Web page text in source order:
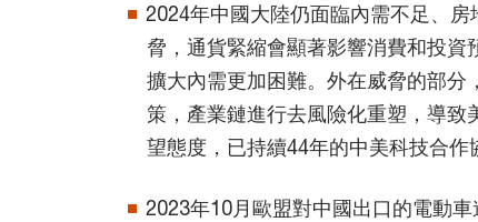
2024年中國大陸仍面臨內需不足、
脅，通貨緊縮會顯著影響消費和投
擴大內需更加困難。外在威脅的部
策，產業鏈進行去風險化重塑，導
望態度，已持續44年的中美科技合作
2023年10月歐盟對中國出口的電動